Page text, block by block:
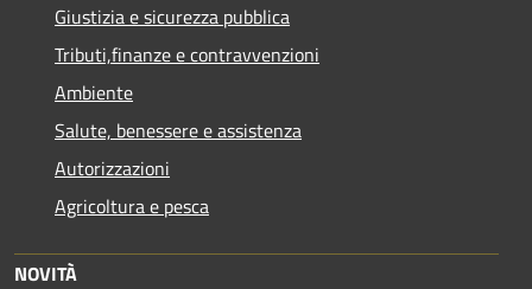
Giustizia e sicurezza pubblica
Tributi,finanze e contravvenzioni
Ambiente
Salute, benessere e assistenza
Autorizzazioni
Agricoltura e pesca
NOVITÀ